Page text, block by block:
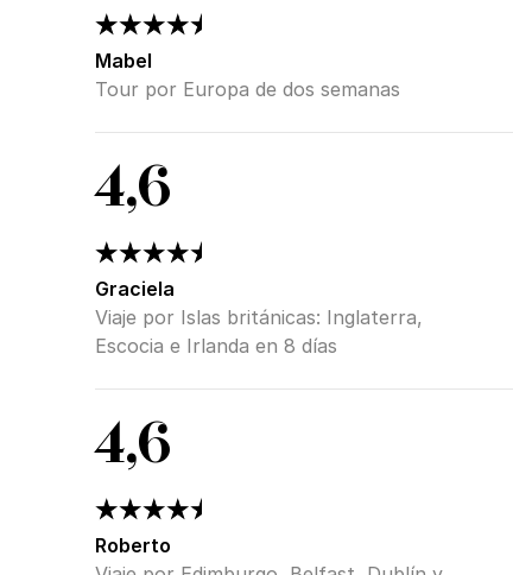
Mabel
Tour por Europa de dos semanas
4,6
Graciela
Viaje por Islas británicas: Inglaterra,
Escocia e Irlanda en 8 días
4,6
Roberto